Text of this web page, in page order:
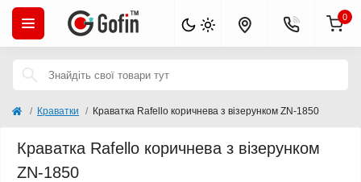
0
Краватки Краватка Rafello коричнева з візерунком ZN-1850
Краватка Rafello коричнева з візерунком
ZN-1850